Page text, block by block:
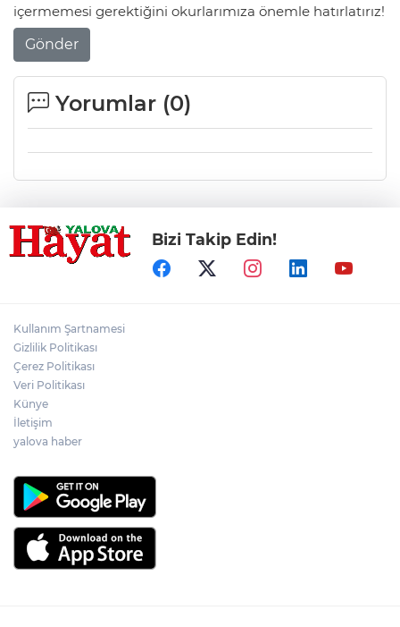
içermemesi gerektiğini okurlarımıza önemle hatırlatırız!
Gönder
Yorumlar (0)
Bizi Takip Edin!
Kullanım Şartnamesi
Gizlilik Politikası
Çerez Politikası
Veri Politikası
Künye
İletişim
yalova haber